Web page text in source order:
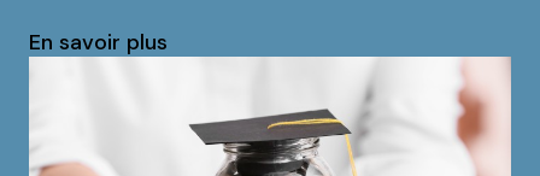
En savoir plus